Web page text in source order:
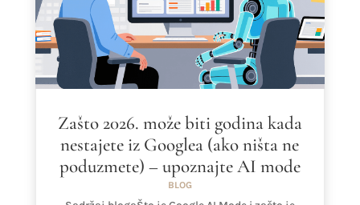
Zašto 2026. može biti godina kada
nestajete iz Googlea (ako ništa ne
poduzmete) – upoznajte AI mode
BLOG